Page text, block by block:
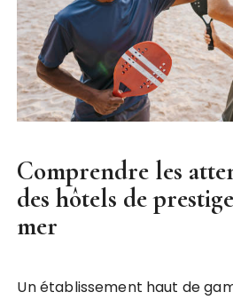
Comprendre les
des hôtels de
mer
Un établissement haut de